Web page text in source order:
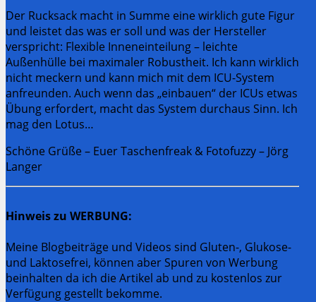
Der Rucksack macht in Summe eine wirklich gute Figur
und leistet das was er soll und was der Hersteller
verspricht: Flexible Inneneinteilung – leichte
Außenhülle bei maximaler Robustheit. Ich kann wirklich
nicht meckern und kann mich mit dem ICU-System
anfreunden. Auch wenn das „einbauen“ der ICUs etwas
Übung erfordert, macht das System durchaus Sinn. Ich
mag den Lotus…
Schöne Grüße – Euer Taschenfreak & Fotofuzzy – Jörg
Langer
Hinweis zu WERBUNG:
Meine Blogbeiträge und Videos sind Gluten-, Glukose-
und Laktosefrei, können aber Spuren von Werbung
beinhalten da ich die Artikel ab und zu kostenlos zur
Verfügung gestellt bekomme.